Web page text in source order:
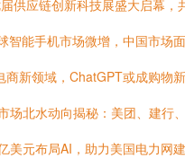
供应链创新科技展盛大启幕，
智能手机市场微增，中国市场
商新领域，ChatGPT或成购物
场北水动向揭秘：美团、建行
美元布局AI，助力美国电力网